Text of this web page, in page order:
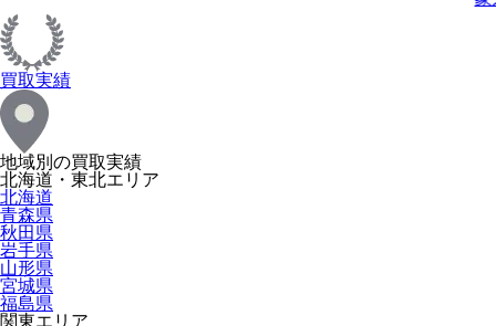
買取実績
地域別の買取実績
北海道・東北エリア
北海道
青森県
秋田県
岩手県
山形県
宮城県
福島県
関東エリア